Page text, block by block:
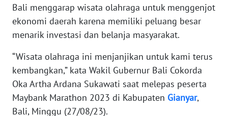
Bali menggarap wisata olahraga untuk menggenjot
ekonomi daerah karena memiliki peluang besar
menarik investasi dan belanja masyarakat.
“Wisata olahraga ini menjanjikan untuk kami terus
kembangkan,” kata Wakil Gubernur Bali Cokorda
Oka Artha Ardana Sukawati saat melepas peserta
Maybank Marathon 2023 di Kabupaten Gianyar,
Bali, Minggu (27/08/23).
KARIR
Wahana
News
Regional